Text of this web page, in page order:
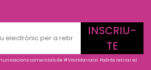
INSCRIU-
TE
comercials de #VisitMarratxí. Podràs retirar el